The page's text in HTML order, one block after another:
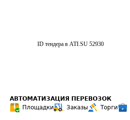
ID тендера в ATI.SU 52930
АВТОМАТИЗАЦИЯ ПЕРЕВОЗОК
Площадки
Заказы Торги